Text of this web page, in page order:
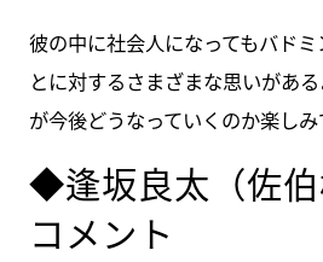
彼の中に社会人になってもバド
とに対するさまざまな思いがあ
が今後どうなっていくのか楽しみ
◆逢坂良太（佐伯
コメント